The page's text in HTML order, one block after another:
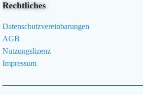
Rechtliches
Datenschutzvereinbarungen
AGB
Nutzungslizenz
Impressum